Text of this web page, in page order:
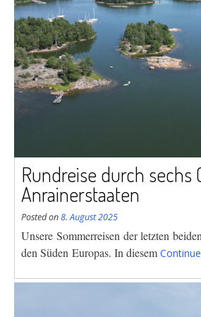
Rundreise durch sechs
Anrainerstaaten
Posted on8. August 2025
Unsere Sommerreisen der letzten
den Süden Europas. In diesem